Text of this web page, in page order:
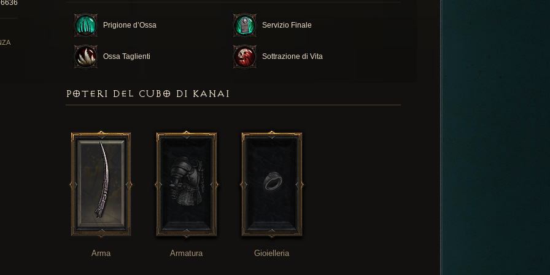
Prigione d’Ossa Servizio Finale
Ossa Taglienti Sottrazione di Vita
POTERI DEL CUBO DI KANAI
Arma Armatura Gioielleria